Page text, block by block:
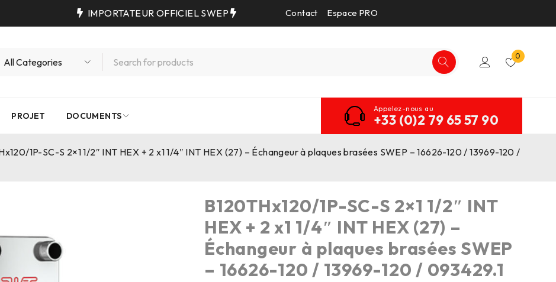
IMPORTATEUR OFFICIEL SWEP Contact Espace PRO
0
PROJET DOCUMENTS
Appelez-nous au
+33 (0)2 79 65 57 90
1P-SC-S 2×1 1/2″ INT HEX + 2 x1 1/4″ INT HEX (27) – Échangeur à plaques brasées SWEP – 16626-120 / 13969-120 /
B120THx120/1P-SC-S 2×1 1/2″ INT
HEX + 2 x1 1/4″ INT HEX (27) –
Échangeur à plaques brasées SWEP
– 16626-120 / 13969-120 / 093429.1